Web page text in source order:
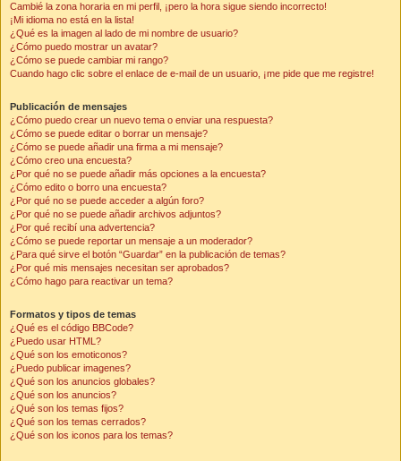
Cambié la zona horaria en mi perfil, ¡pero la hora sigue siendo incorrecto!
¡Mi idioma no está en la lista!
¿Qué es la imagen al lado de mi nombre de usuario?
¿Cómo puedo mostrar un avatar?
¿Cómo se puede cambiar mi rango?
Cuando hago clic sobre el enlace de e-mail de un usuario, ¡me pide que me registre!
Publicación de mensajes
¿Cómo puedo crear un nuevo tema o enviar una respuesta?
¿Cómo se puede editar o borrar un mensaje?
¿Cómo se puede añadir una firma a mi mensaje?
¿Cómo creo una encuesta?
¿Por qué no se puede añadir más opciones a la encuesta?
¿Cómo edito o borro una encuesta?
¿Por qué no se puede acceder a algún foro?
¿Por qué no se puede añadir archivos adjuntos?
¿Por qué recibí una advertencia?
¿Cómo se puede reportar un mensaje a un moderador?
¿Para qué sirve el botón “Guardar” en la publicación de temas?
¿Por qué mis mensajes necesitan ser aprobados?
¿Cómo hago para reactivar un tema?
Formatos y tipos de temas
¿Qué es el código BBCode?
¿Puedo usar HTML?
¿Qué son los emoticonos?
¿Puedo publicar imagenes?
¿Qué son los anuncios globales?
¿Qué son los anuncios?
¿Qué son los temas fijos?
¿Qué son los temas cerrados?
¿Qué son los iconos para los temas?